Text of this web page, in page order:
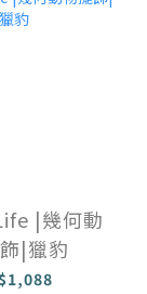
|幾何動
|獵豹